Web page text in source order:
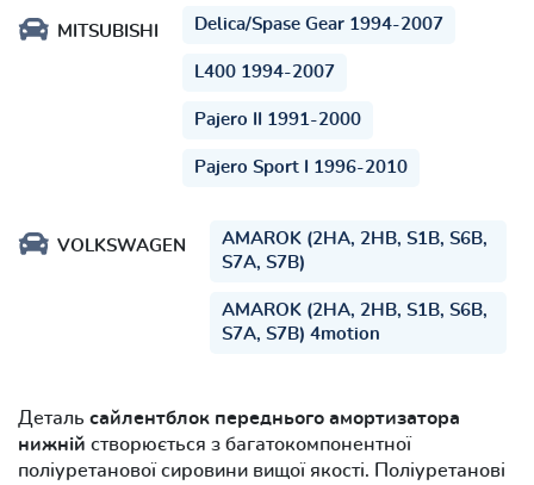
MITSUBISHI Delica/Spase Gear 1994-2007
L400 1994-2007
Pajero II 1991-2000
Pajero Sport I 1996-2010
VOLKSWAGEN
AMAROK (2HA, 2HB, S1B, S6B,
S7A, S7B)
AMAROK (2HA, 2HB, S1B, S6B,
S7A, S7B) 4motion
Деталь сайлентблок переднього амортизатора
нижній створюється з багатокомпонентної
поліуретанової сировини вищої якості. Поліуретанові